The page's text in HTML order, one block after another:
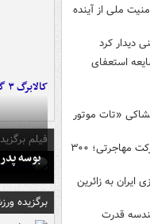
ملی از آینده
دیدار کرد
استعفای
«تات موتور
کلاهبرداری ۴ همتی یک شرکت مهاجرتی؛ ۳۰۰
به زائرین
قدرت
کالابرگ ۳ گروه شارژ شد
فیلم
بوسه‌
برگزیده